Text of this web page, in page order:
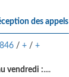
des appels
/ + / +
vendredi :....